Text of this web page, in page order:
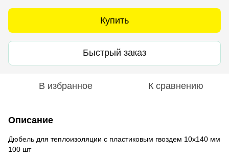
Купить
Быстрый заказ
В избранное К сравнению
Описание
Дюбель для теплоизоляции с пластиковым гвоздем 10x140 мм
100 шт